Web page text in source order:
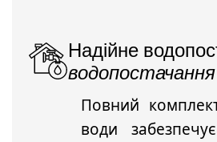
Надійне
водопостачання
Повний
води